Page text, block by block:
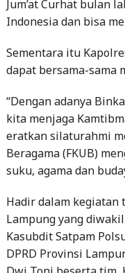
Sementara itu
dapat bersama-sama
“Dengan adanya
kita menjaga
eratkan silaturahmi
Beragama (FKUB)
suku, agama dan
Hadir dalam kegiatan
Lampung yang
Kasubdit Satpam
DPRD Provinsi
Dwi Toni beserta tim,
Camat Sekampung
diwakilan oleh Serka